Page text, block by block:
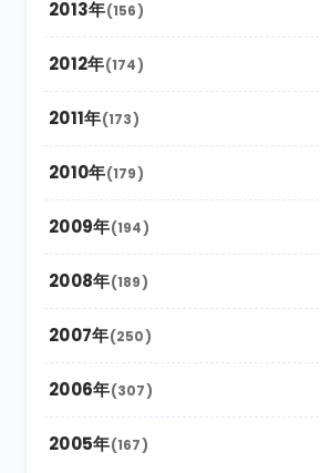
2022年2月
2021年3月
2021年2月
2020年5月
2020年4月
2020年3月
2020年2月
2019年6月
2019年5月
2019年4月
2019年3月
2019年2月
2018年7月
2018年6月
2018年5月
2018年4月
2018年3月
2018年2月
2017年7月
2017年6月
2017年5月
2017年4月
2017年3月
2017年2月
2016年9月
2016年7月
2016年6月
2016年5月
2016年4月
2016年3月
2016年2月
2015年10月
2015年9月
2015年7月
2015年6月
2015年5月
2015年4月
2015年3月
2015年2月
2014年12月
2014年11月
2014年10月
2014年9月
2014年7月
2014年6月
2014年5月
2014年4月
2014年3月
2013年(156)
2013年12月
2013年11月
2013年10月
2013年9月
2013年7月
2013年6月
2013年5月
2013年4月
2012年(174)
2012年12月
2012年11月
2012年10月
2012年9月
2012年7月
2012年6月
2012年5月
2011年(173)
2011年12月
2011年11月
2011年10月
2011年9月
2011年7月
2011年6月
2010年(179)
2010年12月
2010年11月
2010年10月
2010年9月
2010年7月
2009年(194)
2009年12月
2009年11月
2009年10月
2009年9月
2008年(189)
2008年12月
2008年11月
2008年10月
2007年(250)
2007年12月
2007年11月
2006年(307)
2006年12月
2005年(167)